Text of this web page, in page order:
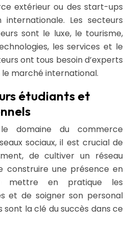
extérieur ou des start-ups
Les secteurs
sont le luxe, le tourisme,
les services et le
ont tous besoin d’experts
marché international.
étudiants et
domaine du commerce
sociaux, il est crucial de
de cultiver un réseau
construire une présence en
mettre en pratique les
et de soigner son personal
sont la clé du succès dans ce